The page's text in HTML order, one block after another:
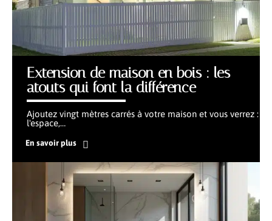
Extension de maison en bois : les
atouts qui font la différence
Ajoutez vingt mètres carrés à votre maison et vous verrez :
l'espace,…
En savoir plus